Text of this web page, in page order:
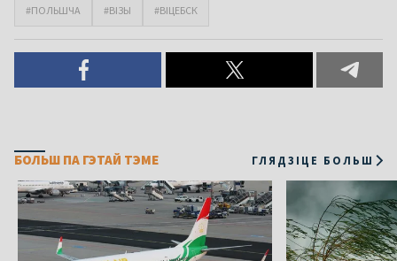
#ПОЛЬШЧА #ВІЗЫ #ВІЦЕБСК
БОЛЬШ ПА ГЭТАЙ ТЭМЕ ГЛЯДЗІЦЕ БОЛЬШ